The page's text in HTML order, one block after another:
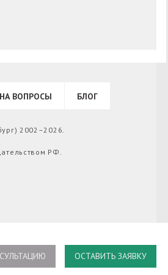
ВОПРОСЫ БЛОГ
2002–2026.
РФ.
ОСТАВИТЬ ЗАЯВКУ